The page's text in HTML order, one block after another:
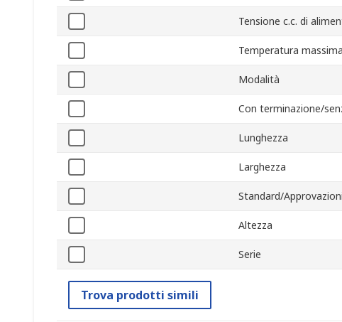
Tensione c.c. di
Temperatura
Modalità
Con terminazione/
Lunghezza
Larghezza
Standard/Approvazioni
Altezza
Serie
Trova prodotti simili